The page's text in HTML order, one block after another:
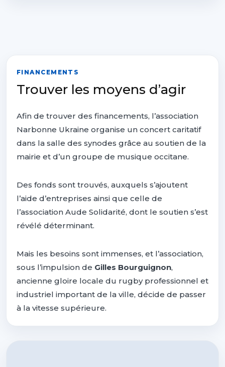
FINANCEMENTS
Trouver les moyens d’agir
Afin de trouver des financements, l’association
Narbonne Ukraine organise un concert caritatif
dans la salle des synodes grâce au soutien de la
mairie et d’un groupe de musique occitane.
Des fonds sont trouvés, auxquels s’ajoutent
l’aide d’entreprises ainsi que celle de
l’association Aude Solidarité, dont le soutien s’est
révélé déterminant.
Mais les besoins sont immenses, et l’association,
sous l’impulsion de Gilles Bourguignon,
ancienne gloire locale du rugby professionnel et
industriel important de la ville, décide de passer
à la vitesse supérieure.